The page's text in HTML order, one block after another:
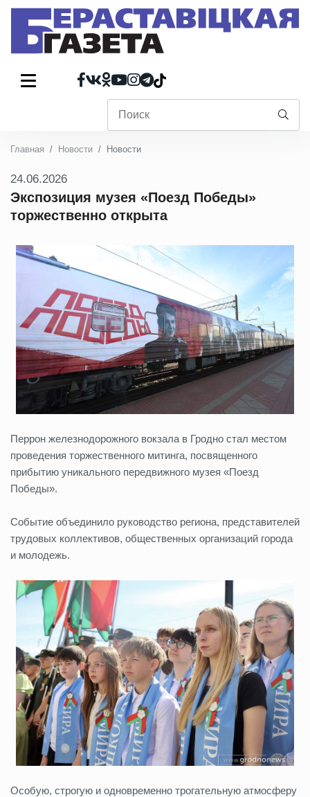
Главная Новости Новости
24.06.2026
Экспозиция музея «Поезд Победы»
торжественно открыта
Перрон железнодорожного вокзала в Гродно стал местом
проведения торжественного митинга, посвященного
прибытию уникального передвижного музея «Поезд
Победы».
Событие объединило руководство региона, представителей
трудовых коллективов, общественных организаций города
и молодежь.
Особую, строгую и одновременно трогательную атмосферу